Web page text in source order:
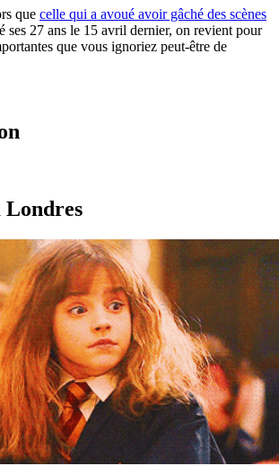
que celle qui a avoué avoir gâché des scènes
ses 27 ans le 15 avril dernier, on revient pour
que vous ignoriez peut-être de
Londres